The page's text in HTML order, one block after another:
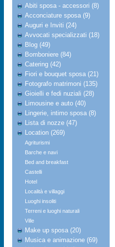
Abiti sposa - accessori (8)
Acconciature sposa (9)
Auguri e Inviti (24)
Avvocati specializzati (18)
Blog (49)
Bomboniere (84)
Catering (42)
Fiori e bouquet sposa (21)
Fotografo matrimoni (135)
Gioielli e fedi nuziali (28)
Limousine e auto (40)
Lingerie, intimo sposa (8)
Lista di nozze (47)
Location (269)
Agriturismi
Barche e navi
Bed and breakfast
Castelli
Hotel
Località e villaggi
Luoghi insoliti
Terreni e luoghi naturali
Ville
Make up sposa (20)
Musica e animazione (69)